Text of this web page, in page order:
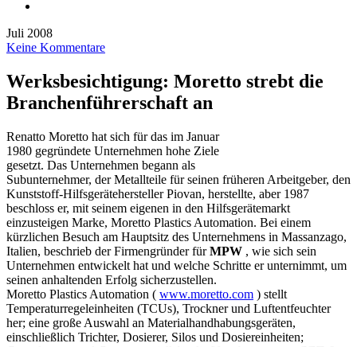
Juli 2008
Keine Kommentare
Werksbesichtigung: Moretto strebt die
Branchenführerschaft an
Renatto Moretto hat sich für das im Januar
1980 gegründete Unternehmen hohe Ziele
gesetzt. Das Unternehmen begann als
Subunternehmer, der Metallteile für seinen früheren Arbeitgeber, den
Kunststoff-Hilfsgerätehersteller Piovan, herstellte, aber 1987
beschloss er, mit seinem eigenen in den Hilfsgerätemarkt
einzusteigen Marke, Moretto Plastics Automation. Bei einem
kürzlichen Besuch am Hauptsitz des Unternehmens in Massanzago,
Italien, beschrieb der Firmengründer fürMPW , wie sich sein
Unternehmen entwickelt hat und welche Schritte er unternimmt, um
seinen anhaltenden Erfolg sicherzustellen.
Moretto Plastics Automation ( www.moretto.com ) stellt
Temperaturregeleinheiten (TCUs), Trockner und Luftentfeuchter
her; eine große Auswahl an Materialhandhabungsgeräten,
einschließlich Trichter, Dosierer, Silos und Dosiereinheiten;